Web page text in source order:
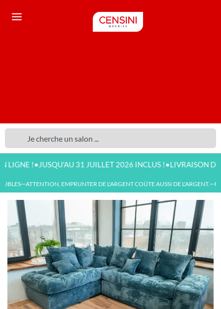
•JUSQU'AU 31 JUILLET 2026 INCLUS !•LIVRAISON
—ATTENTION, EMPRUNTER DE L'ARGENT COÛTE AUSSI DE L'ARGENT.—